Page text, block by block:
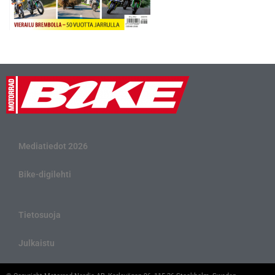
Mediatiedot 2026
Bike-digilehti
Tietosuoja
Julkaistu